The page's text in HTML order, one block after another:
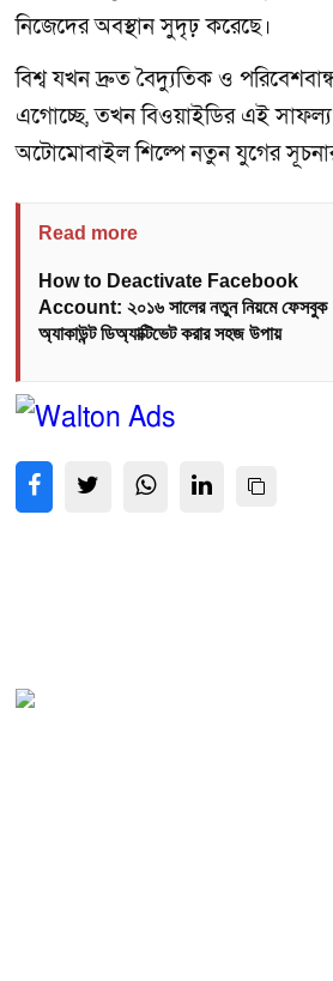
নিজেদের অবস্থান সুদৃঢ় করেছে।
বিশ্ব যখন দ্রুত বৈদ্যুতিক ও
এগোচ্ছে, তখন বিওয়াইডির এই
অটোমোবাইল শিল্পে নতুন যুগের সূচনার
Read more
How to Deactivate Facebook
Account: ২০১৬ সালের নতুন নিয়মে ফেসবুক
অ্যাকাউন্ট ডিঅ্যাক্টিভেট করার সহজ উপায়